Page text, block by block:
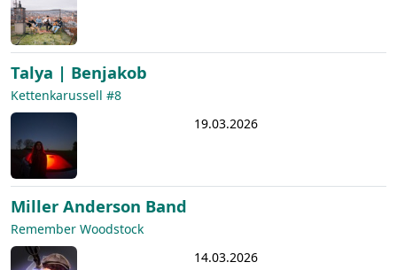
Talya | Benjakob
Kettenkarussell #8
19.03.2026
Miller Anderson Band
Remember Woodstock
14.03.2026